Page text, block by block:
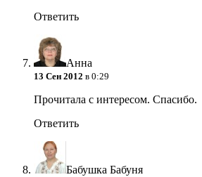
Ответить
Анна
13 Сен 2012 в 0:29
Прочитала с интересом. Спасибо.
Ответить
Бабушка Бабуня